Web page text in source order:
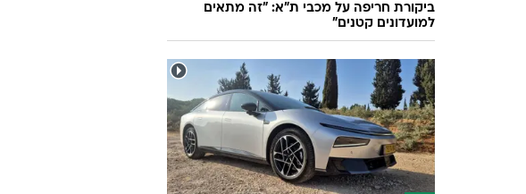
ביקורת חריפה על מכבי ת"א: "זה מתאים
למועדונים קטנים"